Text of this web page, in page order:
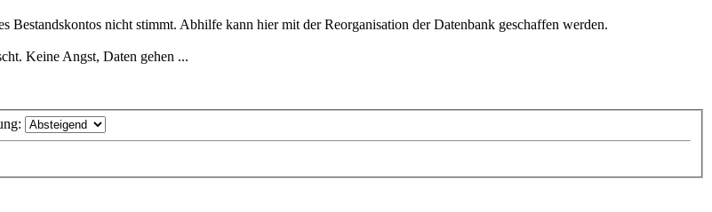
Bestandskontos nicht stimmt. Abhilfe kann hier mit der Reorganisation der Datenbank geschaffen werden.
Keine Angst, Daten gehen ...